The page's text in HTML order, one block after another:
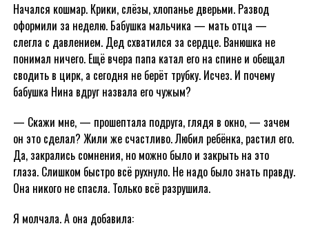
Начался кошмар. Крики, слёзы, хлопанье дверьми. Развод
оформили за неделю. Бабушка мальчика — мать отца —
слегла с давлением. Дед схватился за сердце. Ванюшка не
понимал ничего. Ещё вчера папа катал его на спине и обещал
сводить в цирк, а сегодня не берёт трубку. Исчез. И почему
бабушка Нина вдруг назвала его чужым?
— Скажи мне, — прошептала подруга, глядя в окно, — зачем
он это сделал? Жили же счастливо. Любил ребёнка, растил его.
Да, закрались сомнения, но можно было и закрыть на это
глаза. Слишком быстро всё рухнуло. Не надо было знать правду.
Она никого не спасла. Только всё разрушила.
Я молчала. А она добавила: